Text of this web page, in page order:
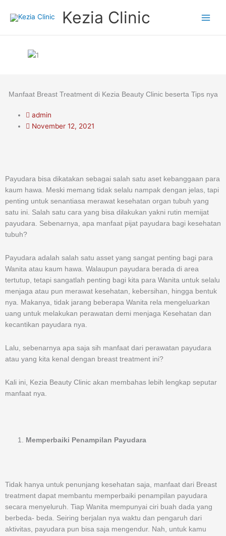
Kezia Clinic
Manfaat Breast Treatment di Kezia Beauty Clinic beserta Tips nya
admin
November 12, 2021
Payudara bisa dikatakan sebagai salah satu aset kebanggaan para
kaum hawa. Meski memang tidak selalu nampak dengan jelas, tapi
penting untuk senantiasa merawat kesehatan organ tubuh yang
satu ini. Salah satu cara yang bisa dilakukan yakni rutin memijat
payudara. Sebenarnya, apa manfaat pijat payudara bagi kesehatan
tubuh?
Payudara adalah salah satu asset yang sangat penting bagi para
Wanita atau kaum hawa. Walaupun payudara berada di area
tertutup, tetapi sangatlah penting bagi kita para Wanita untuk selalu
menjaga atau pun merawat kesehatan, kebersihan, hingga bentuk
nya. Makanya, tidak jarang beberapa Wanita rela mengeluarkan
uang untuk melakukan perawatan demi menjaga Kesehatan dan
kecantikan payudara nya.
Lalu, sebenarnya apa saja sih manfaat dari perawatan payudara
atau yang kita kenal dengan breast treatment ini?
Kali ini, Kezia Beauty Clinic akan membahas lebih lengkap seputar
manfaat nya.
Memperbaiki Penampilan Payudara
Tidak hanya untuk penunjang kesehatan saja, manfaat dari Breast
treatment dapat membantu memperbaiki penampilan payudara
secara menyeluruh. Tiap Wanita mempunyai ciri buah dada yang
berbeda- beda. Seiring berjalan nya waktu dan pengaruh dari
aktivitas, payudara pun bisa saja mengendur. Nah, untuk kamu